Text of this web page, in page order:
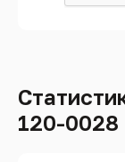
120-0028